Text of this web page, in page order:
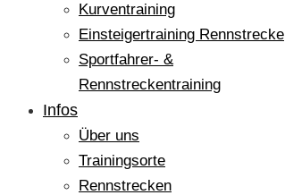
Kurventraining
Einsteigertraining Rennstrecke
Sportfahrer- &
Rennstreckentraining
Infos
Über uns
Trainingsorte
Rennstrecken